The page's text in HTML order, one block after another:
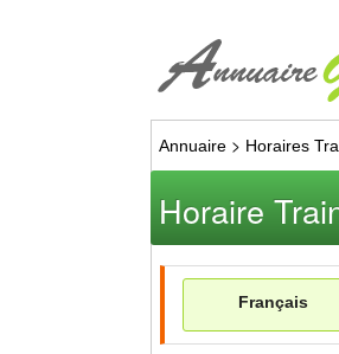
Annuaire > Horaires
Horaire
Français